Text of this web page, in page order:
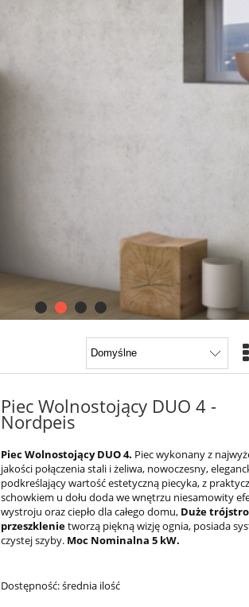
Piec Wolnostojący DUO 4 -
Nordpeis
Piec Wolnostojący DUO 4. Piec wykonany z
jakości połączenia stali i żeliwa, nowoczesny,
podkreślający wartość estetyczną piecyka, z
schowkiem u dołu doda we wnętrzu niesamowity
wystroju oraz ciepło dla całego domu, Duże
przeszklenietworzą piękną wizję ognia, posiada
czystej szyby. Moc Nominalna 5 kW.
Dostępność:średnia ilość